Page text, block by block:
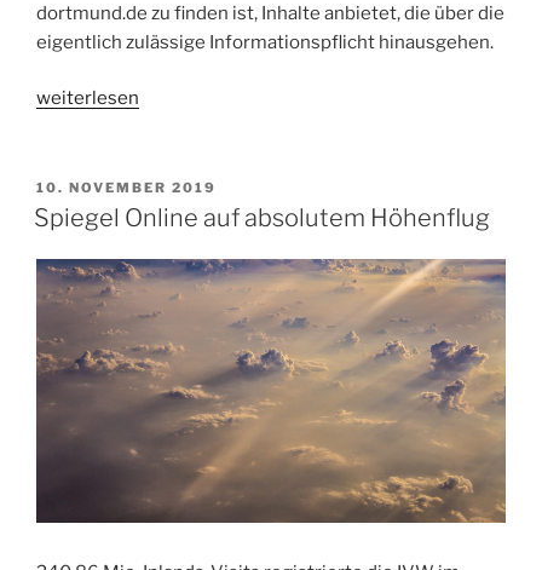
dortmund.de zu finden ist, Inhalte anbietet, die über die
eigentlich zulässige Informationspflicht hinausgehen.
„Stadtportal
mehr
verlegerisch
weiterlesen
VERÖFFENTLICHT
AM
10. NOVEMBER 2019
Spiegel Online auf absolutem Höhenflug